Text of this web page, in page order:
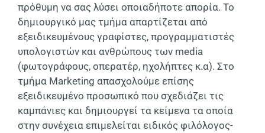
πρόθυμη να σας λύσει οποιαδήποτε απορία. Το
δημιουργικό μας τμήμα απαρτίζεται από
εξειδικευμένους γραφίστες, προγραμματιστές
υπολογιστών και ανθρώπους των media
(φωτογράφους, οπερατέρ, ηχολήπτες κ.α). Στο
τμήμα Marketing απασχολούμε επίσης
εξειδικευμένο προσωπικό που σχεδιάζει τις
καμπάνιες και δημιουργεί τα κείμενα τα οποία
στην συνέχεια επιμελείται ειδικός φιλόλογος-